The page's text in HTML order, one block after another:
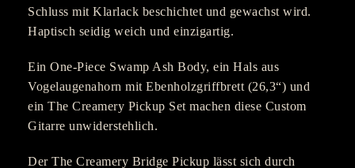
Schluss mit Klarlack beschichtet und gewachst wird.
Haptisch seidig weich und einzigartig.
Ein One-Piece Swamp Ash Body, ein Hals aus
Vogelaugenahorn mit Ebenholzgriffbrett (26,3“) und
ein The Creamery Pickup Set machen diese Custom
Gitarre unwiderstehlich.
Der The Creamery Bridge Pickup lässt sich durch